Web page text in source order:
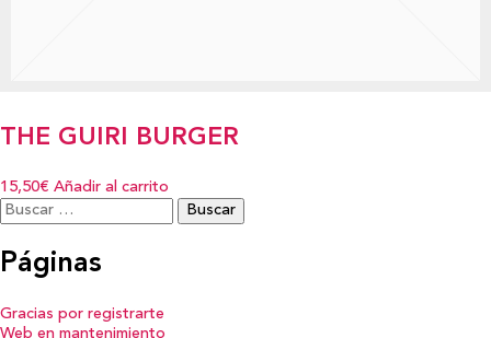
THE GUIRI BURGER
15,50€ Añadir al carrito
Buscar:
Páginas
Gracias por registrarte
Web en mantenimiento